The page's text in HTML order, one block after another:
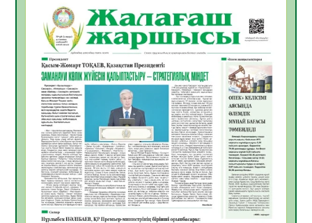
06.08.2026
Инфекциялық ауруларға қарсы иммундау
жұмыстарының тиімділігі
06.08.2026
54
Көкжөтел ауруы туралы
06.08.2026
52
АПВ вакцинасы туралы мәлімет
06.08.2026
51
Open Air: Қызылорда облысы полиция
департаменті 20 мыңнан астам
көрерменнің қауіпсіздігін қамтамасыз етті